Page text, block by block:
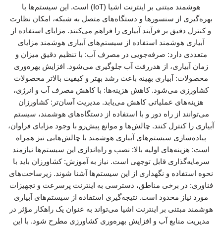
هوشمند مبتنی بر اینترنت اشیا (IoT) است. این سیستم‌ها با
بهره‌گیری از سنسورها و دستگاه‌های متصل به شبکه، امکان نظارت
و کنترل دقیق بر فرآیند آبیاری را فراهم می‌کنند. مزایای استفاده از
آبیاری هوشمند استفاده از سیستم‌های آبیاری هوشمند مزایای
متعددی دارد: صرفه‌جویی در مصرف آب: با تنظیم دقیق میزان و
زمان آبیاری، از هدررفت آب جلوگیری می‌شود. افزایش بهره‌وری
محصولات: آبیاری بهینه باعث رشد بهتر و کیفیت بالاتر محصولات
کشاورزی می‌شود. کاهش هزینه‌ها: با کاهش مصرف آب و انرژی،
هزینه‌های عملیاتی کاهش می‌یابد. مدیریت آسان‌تر: کشاورزان
می‌توانند از راه دور و با استفاده از دستگاه‌های هوشمند، سیستم
آبیاری را کنترل کنند. چالش‌ها و موانع پیش‌رو با وجود مزایای فراوان،
پیاده‌سازی سیستم‌های آبیاری هوشمند با چالش‌هایی نیز همراه
است: هزینه‌های اولیه بالا: نصب و راه‌اندازی این سیستم‌ها نیازمند
سرمایه‌گذاری قابل توجهی است. نیاز به آموزش: کشاورزان باید با
نحوه استفاده و نگهداری از این سیستم‌ها آشنا شوند. زیرساخت‌های
فناوری: در برخی مناطق، دسترسی به اینترنت پرسرعت و تجهیزات
مورد نیاز محدود است. نتیجه‌گیری استفاده از سیستم‌های آبیاری
هوشمند مبتنی بر اینترنت اشیا می‌تواند به عنوان یک راهکار مؤثر در
مدیریت منابع آب و افزایش بهره‌وری کشاورزی مطرح شود. با این